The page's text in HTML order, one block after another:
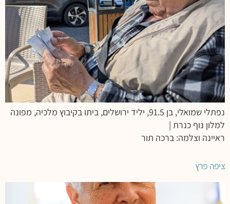
נפתלי שמואלי, בן 91.5, יליד ירושלים, ביתו בקיבוץ מלכיה, מפונה
למלון נוף כנרת |
ראיינה וצלמה: ברכה תור
ציפה פרץ